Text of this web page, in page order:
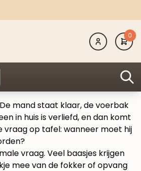
0
mand staat klaar, de voerbak
in huis is verliefd, en dan komt
vraag op tafel: wanneer moet hij
vraag. Veel baasjes krijgen
mee van de fokker of opvang